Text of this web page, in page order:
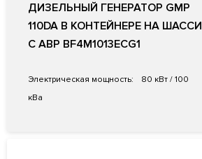
ДИЗЕЛЬНЫЙ ГЕНЕРАТОР GMP
110DA В КОНТЕЙНЕРЕ НА ШАССИ
С АВР BF4M1013ECG1
Электрическая мощность:
80 кВт / 100
кВа